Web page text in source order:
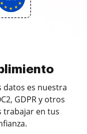
datos es nuestra
GDPR y otros
trabajar en tus